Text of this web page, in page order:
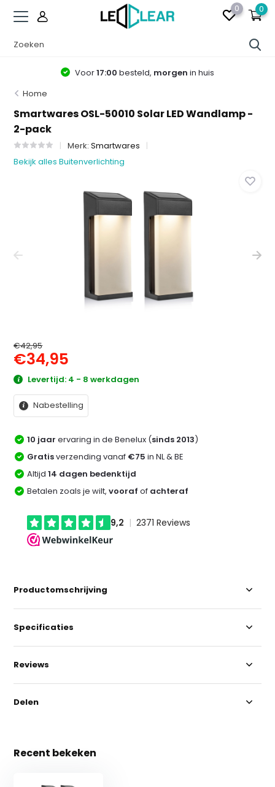
0 0
Voor17:00 besteld, morgen in huis
Home
Smartwares OSL-50010 Solar LED Wandlamp -
2-pack
Merk:Smartwares
Bekijk alles Buitenverlichting
€42,95
€34,95
Levertijd: 4 - 8 werkdagen
Nabestelling
10 jaar ervaring in de Benelux (sinds 2013)
Gratisverzending vanaf €75 in NL & BE
Altijd14 dagen bedenktijd
Betalen zoals je wilt,vooraf of achteraf
Productomschrijving
Specificaties
Reviews
Delen
Recent bekeken